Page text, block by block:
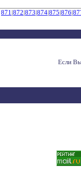
871|872|873|874|875|876|
Если